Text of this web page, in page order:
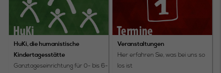
HuKi, die humanistische
Kindertagesstätte
Ganztageseinrichtung für 0- bis 6-
Veranstaltungen
Hier erfahren Sie, was bei uns so
los ist